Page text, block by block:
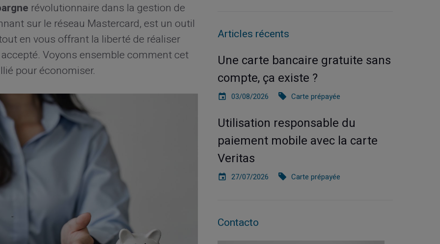
révolutionnaire dans la gestion de
sur le réseau Mastercard, est un outil
en vous offrant la liberté de réaliser
Voyons ensemble comment cet
pour économiser.
Articles récents
Une carte bancaire gratuite sans
compte, ça existe ?
03/08/2026 Carte prépayée
Utilisation responsable du
paiement mobile avec la carte
Veritas
27/07/2026 Carte prépayée
Contacto